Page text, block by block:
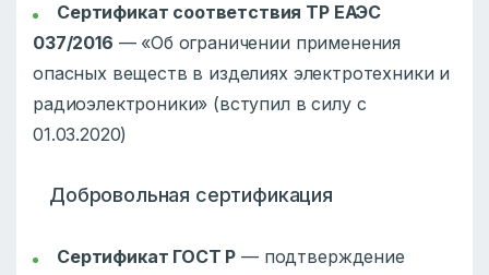
Сертификат соответствия ТР ЕАЭС
037/2016 — «Об ограничении применения
опасных веществ в изделиях электротехники и
радиоэлектроники» (вступил в силу с
01.03.2020)
Добровольная сертификация
Сертификат ГОСТ Р — подтверждение